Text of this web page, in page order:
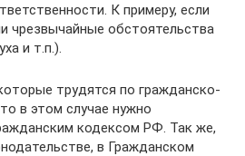
К примеру, если
чрезвычайные обстоятельства
и т.п.).
трудятся по гражданско-
в этом случае нужно
кодексом РФ. Так же,
в Гражданском